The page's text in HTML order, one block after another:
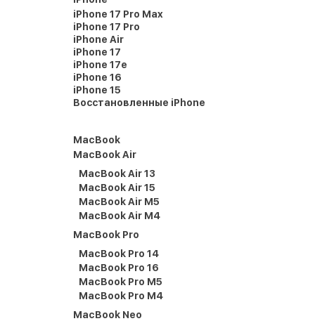
iPhone 17 Pro Max
iPhone 17 Pro
iPhone Air
iPhone 17
iPhone 17e
iPhone 16
iPhone 15
Восстановленные iPhone
MacBook
MacBook Air
MacBook Air 13
MacBook Air 15
MacBook Air M5
MacBook Air M4
MacBook Pro
MacBook Pro 14
MacBook Pro 16
MacBook Pro M5
MacBook Pro M4
MacBook Neo